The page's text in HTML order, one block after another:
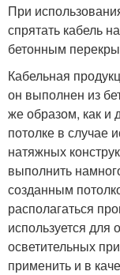
При
спрятать кабель
бетонным
Кабельная
он выполнен из
же образом, как и
потолке в случае
натяжных
выполнить
созданным
располагаться
используется для
осветительных
применить и в